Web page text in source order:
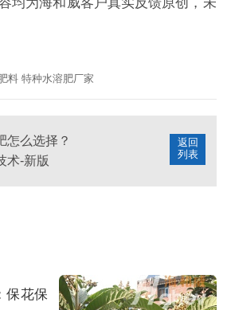
料 特种水溶肥厂家
返回
列表
怎么选择？
术-新版
保花保